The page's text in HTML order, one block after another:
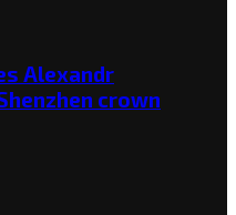
Alexandr
crown